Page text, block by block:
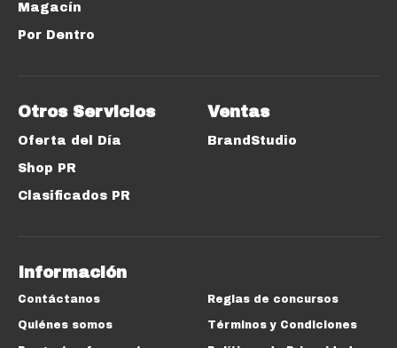
Magacín
Por Dentro
Otros Servicios
Oferta del Día
Shop PR
Clasificados PR
Ventas
BrandStudio
Información
Contáctanos
Quiénes somos
Reglas de concursos
Términos y Condiciones